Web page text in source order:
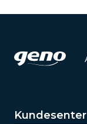
Kundesenter